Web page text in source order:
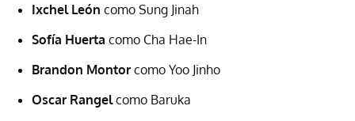
Ixchel León como Sung Jinah
Sofía Huerta como Cha Hae-In
Brandon Montor como Yoo Jinho
Oscar Rangelcomo Baruka